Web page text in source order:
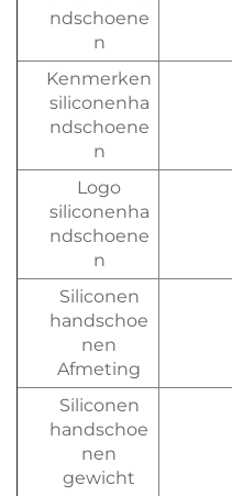
ndschoene
n
Kenmerken
siliconenha
ndschoene
n
Logo
siliconenha
ndschoene
n
Siliconen
handschoe
nen
Afmeting
Siliconen
handschoe
nen
gewicht